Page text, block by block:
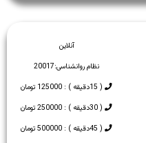
آنلاین
نظام روانشناسی:20017
( 15دقیقه ) : 125000 تومان
( 30دقیقه ) : 250000 تومان
( 45دقیقه ) : 500000 تومان